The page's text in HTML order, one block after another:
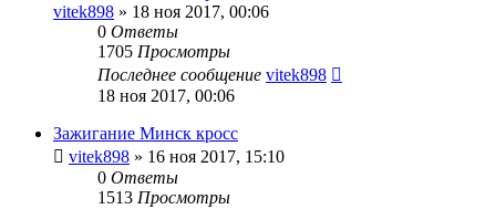
vitek898 » 18 ноя 2017, 00:06
0 Ответы
1705 Просмотры
Последнее сообщение vitek898
18 ноя 2017, 00:06
Зажигание Минск кросс
vitek898 » 16 ноя 2017, 15:10
0 Ответы
1513 Просмотры